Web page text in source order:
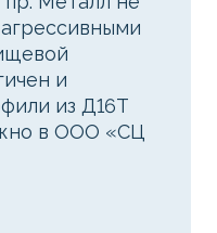
и
из Д16Т
в ООО «СЦ